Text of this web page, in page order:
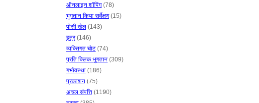
ऑनलाइन शॉपिंग(78)
भुगतान किया सर्वेक्षण(15)
पीसी खेल (143)
इत्र(146)
व्यक्तिगत चोट (74)
प्रति क्लिक भुगतान (309)
गर्भावस्था (186)
प्रकाशन (75)
अचल संपत्ति(1190)